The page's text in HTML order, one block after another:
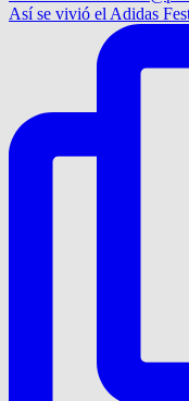
Así se vivió el Adidas